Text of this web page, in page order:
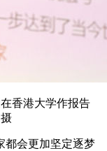
香港大学作报告
都会更加坚定逐梦